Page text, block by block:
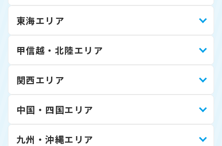
東海エリア
甲信越・北陸エリア
関西エリア
中国・四国エリア
九州・沖縄エリア